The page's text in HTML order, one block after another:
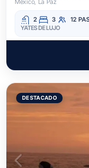
México, La Paz
2 3 12
YATES DE LUJO
DESTACADO